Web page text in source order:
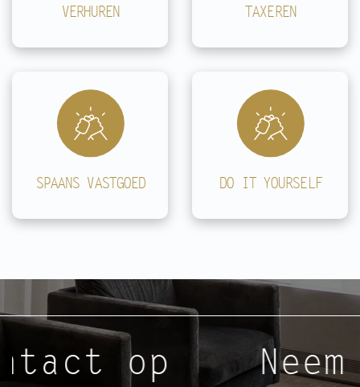
VERHUREN TAXEREN
SPAANS VASTGOED DO IT YOURSELF
op